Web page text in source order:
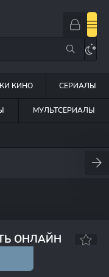
КИНО СЕРИАЛЫ
МУЛЬТСЕРИАЛЫ
ОНЛАЙН